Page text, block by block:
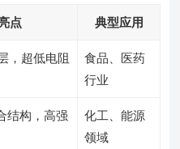
点 典型应用
，超低电阻
食品、医药
行业
结构，高强
化工、能源
领域